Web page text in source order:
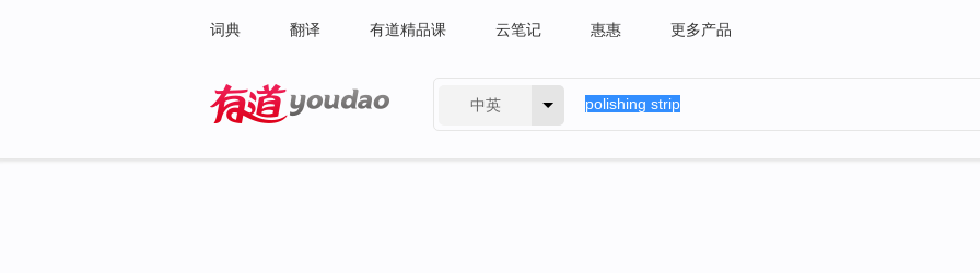
词典 翻译 有道精品课 云笔记 惠惠 更多产品
中英